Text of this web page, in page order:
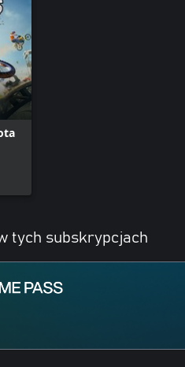
tych subskrypcjach